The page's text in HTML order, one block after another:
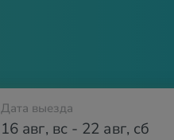
Дата выезда
16 авг, вс- 22 авг, сб